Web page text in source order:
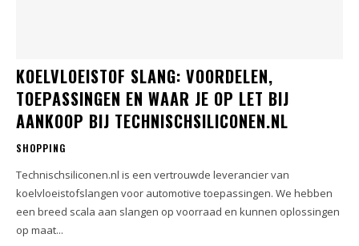
KOELVLOEISTOF SLANG: VOORDELEN,
TOEPASSINGEN EN WAAR JE OP LET BIJ
AANKOOP BIJ TECHNISCHSILICONEN.NL
SHOPPING
Technischsiliconen.nl is een vertrouwde leverancier van
koelvloeistofslangen voor automotive toepassingen. We hebben
een breed scala aan slangen op voorraad en kunnen oplossingen
op maat...